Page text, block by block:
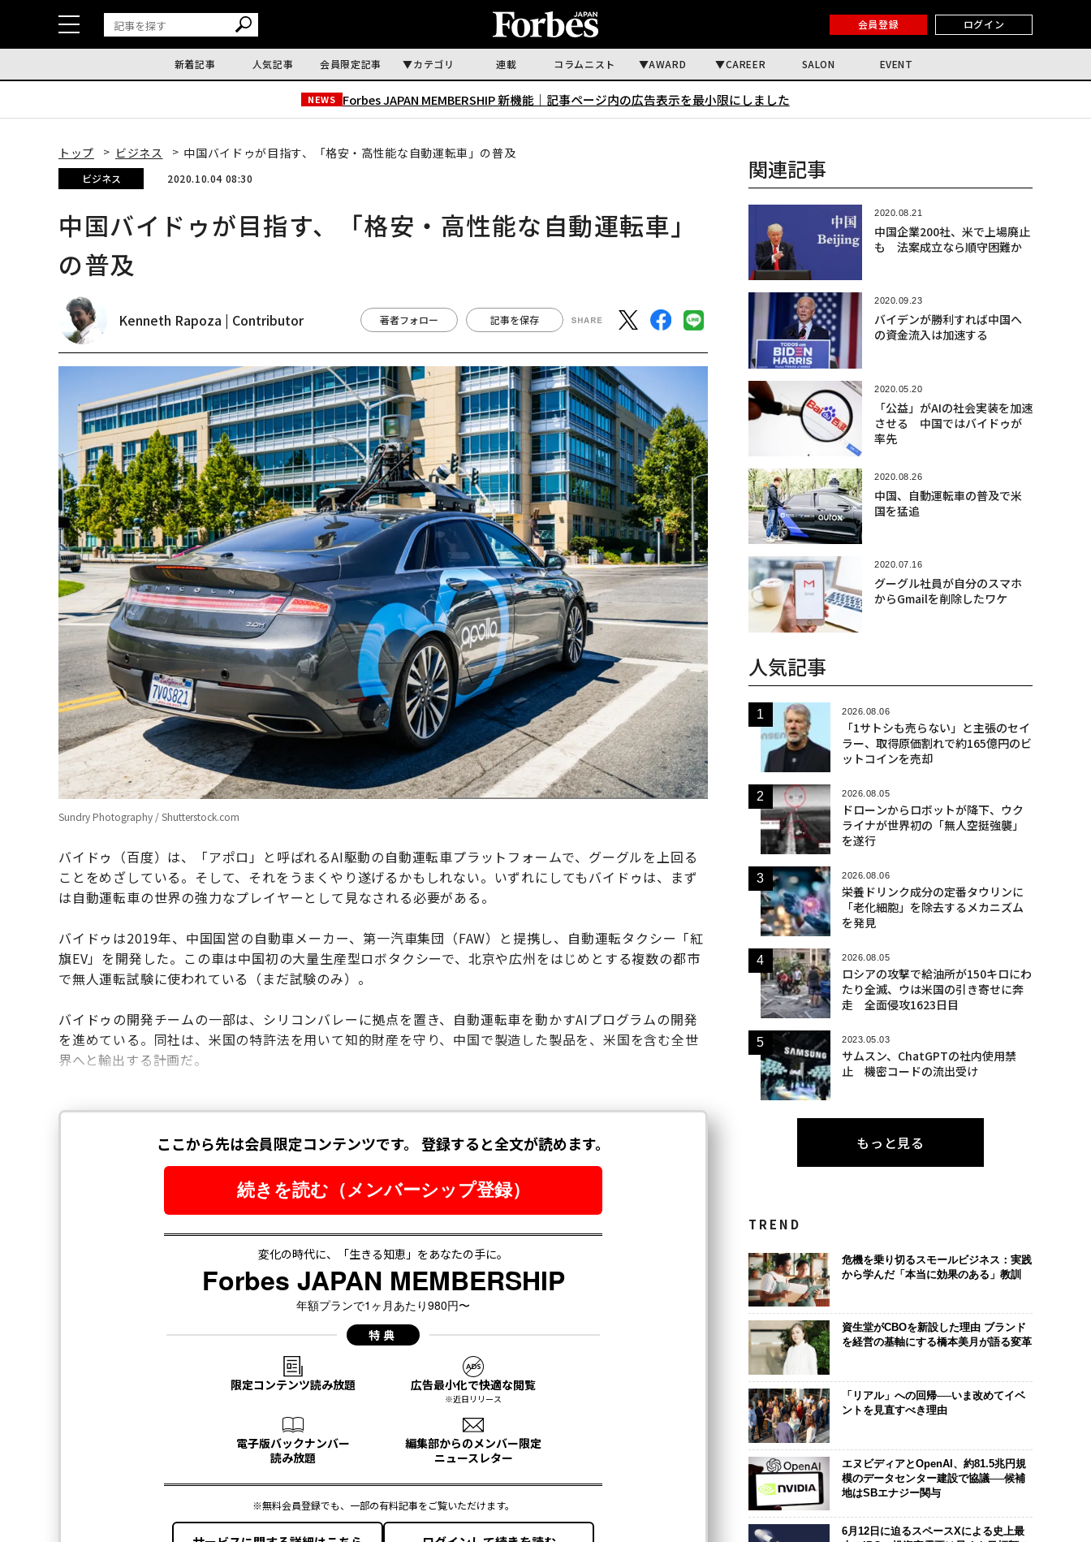
会員登録 ログイン
新着記事 人気記事 会員限定記事 カテゴリ 連載 コラムニスト AWARD CAREER SALON EVENT
NEWS Forbes JAPAN MEMBERSHIP 新機能｜ 記事ページ内の広告表示を最小限にしました
トップ ビジネス 中国バイドゥが目指す、「格安・高性能な自動運転車」の普及
ビジネス 2020.10.04 08:30
中国バイドゥが目指す、「格安・高性能な自動運転車」
の普及
Kenneth Rapoza | Contributor 著者フォロー 記事を保存
Sundry Photography / Shutterstock.com
バイドゥ（百度）は、「アポロ」と呼ばれるAI駆動の自動運転車プラットフォームで、グーグルを上回る
ことをめざしている。そして、それをうまくやり遂げるかもしれない。いずれにしてもバイドゥは、まず
は自動運転車の世界の強力なプレイヤーとして見なされる必要がある。
バイドゥは2019年、中国国営の自動車メーカー、第一汽車集団（FAW）と提携し、自動運転タクシー「紅
旗EV」を開発した。この車は中国初の大量生産型ロボタクシーで、北京や広州をはじめとする複数の都市
で無人運転試験に使われている（まだ試験のみ）。
バイドゥの開発チームの一部は、シリコンバレーに拠点を置き、自動運転車を動かすAIプログラムの開発
を進めている。同社は、米国の特許法を用いて知的財産を守り、中国で製造した製品を、米国を含む全世
界へと輸出する計画だ。
関連記事
2020.08.21
中国企業200社、米で上場廃止
も 法案成立なら順守困難か
2020.09.23
バイデンが勝利すれば中国へ
の資金流入は加速する
2020.05.20
「公益」がAIの社会実装を加速
させる 中国ではバイドゥが
率先
2020.08.26
中国、自動運転車の普及で米
国を猛追
2020.07.16
グーグル社員が自分のスマホ
からGmailを削除したワケ
人気記事
2026.08.06
「1サトシも売らない」と主張のセイ
ラー、取得原価割れで約165億円のビ
ットコインを売却
2026.08.05
ドローンからロボットが降下、ウク
ライナが世界初の「無人空挺強襲」
を遂行
2026.08.06
栄養ドリンク成分の定番タウリンに
「老化細胞」を除去するメカニズム
を発見
2026.08.05
ロシアの攻撃で給油所が150キロにわ
たり全滅、ウは米国の引き寄せに奔
走 全面侵攻1623日目
2023.05.03
サムスン、ChatGPTの社内使用禁
止 機密コードの流出受け
もっと見る
TREND
危機を乗り切るスモールビジネス：実践
から学んだ「本当に効果のある」教訓
資生堂がCBOを新設した理由 ブランド
を経営の基軸にする橋本美月が語る変革
「リアル」への回帰──いま改めてイベ
ントを見直すべき理由
エヌビディアとOpenAI、約81.5兆円規
模のデータセンター建設で協議──候補
地はSBエナジー関与
6月12日に迫るスペースXによる史上最